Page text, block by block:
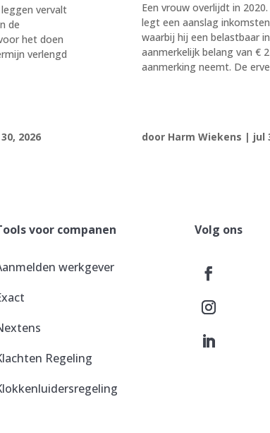
2026
vervalt
de
het doen
verlengd
door Harm Wiekens | jul
Een vrouw overlijdt in
legt een aanslag
waarbij hij een belastbaar
aanmerkelijk belang van €
aanmerking neemt. De
voor companen
werkgever
Regeling
Volg ons